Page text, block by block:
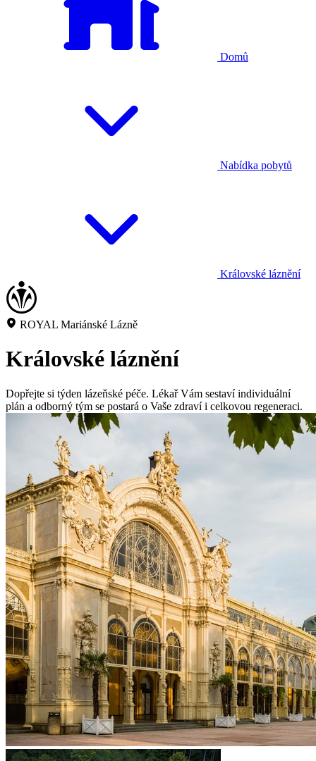
Domů
Nabídka pobytů
Královské láznění
ROYAL Mariánské Lázně
Královské láznění
Dopřejte si týden lázeňské péče. Lékař Vám sestaví individuální
plán a odborný tým se postará o Vaše zdraví i celkovou regeneraci.